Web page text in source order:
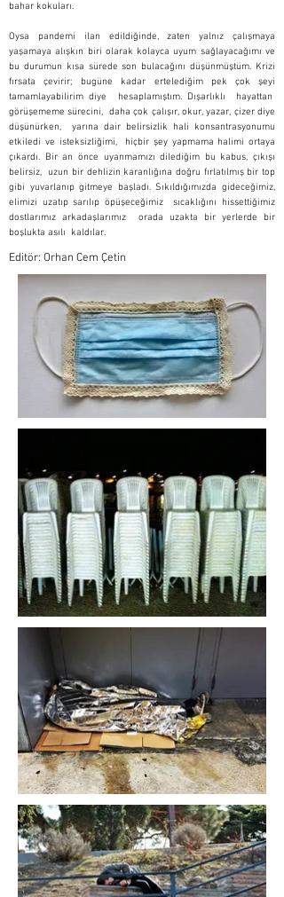
bahar kokuları.
Oysa pandemi ilan edildiğinde, zaten yalnız çalışmaya
yaşamaya alışkın biri olarak kolayca uyum sağlayacağımı ve
bu durumun kısa sürede son bulacağını düşünmüştüm. Krizi
fırsata çevirir; bugüne kadar ertelediğim pek çok şeyi
tamamlayabilirim diye hesaplamıştım. Dışarlıklı hayattan
görüşememe sürecini, daha çok çalışır, okur, yazar, çizer diye
düşünürken, yarına dair belirsizlik hali konsantrasyonumu
etkiledi ve isteksizliğimi, hiçbir şey yapmama halimi ortaya
çıkardı. Bir an önce uyanmamızı dilediğim bu kabus, çıkışı
belirsiz, uzun bir dehlizin karanlığına doğru fırlatılmış bir top
gibi yuvarlanıp gitmeye başladı. Sıkıldığımızda gideceğimiz,
elimizi uzatıp sarılıp öpüşeceğimiz sıcaklığını hissettiğimiz
dostlarımız arkadaşlarımız orada uzakta bir yerlerde bir
boşlukta asılı kaldılar.
Editör: Orhan Cem Çetin